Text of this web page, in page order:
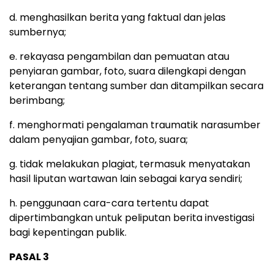
d. menghasilkan berita yang faktual dan jelas
sumbernya;
e. rekayasa pengambilan dan pemuatan atau
penyiaran gambar, foto, suara dilengkapi dengan
keterangan tentang sumber dan ditampilkan secara
berimbang;
f. menghormati pengalaman traumatik narasumber
dalam penyajian gambar, foto, suara;
g. tidak melakukan plagiat, termasuk menyatakan
hasil liputan wartawan lain sebagai karya sendiri;
h. penggunaan cara-cara tertentu dapat
dipertimbangkan untuk peliputan berita investigasi
bagi kepentingan publik.
PASAL 3